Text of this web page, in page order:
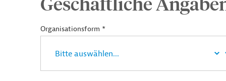
Organisationsform *